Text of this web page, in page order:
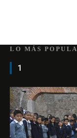
LO MÁS
1